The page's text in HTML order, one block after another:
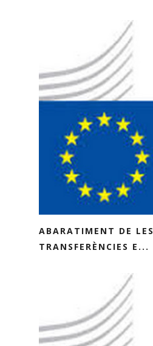
ABARATIMENT DE LES
TRANSFERÈNCIES E...